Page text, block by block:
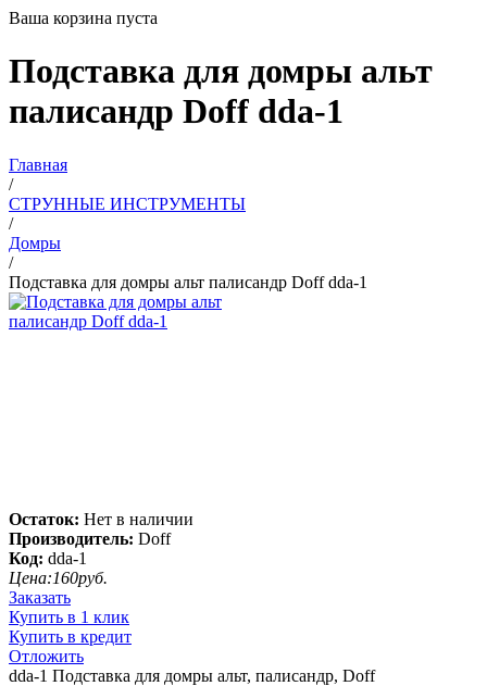
Ваша корзина пуста
Подставка для домры альт
палисандр Doff dda-1
Главная
/
СТРУННЫЕ ИНСТРУМЕНТЫ
/
Домры
/
Подставка для домры альт палисандр Doff dda-1
Остаток: Нет в наличии
Производитель: Doff
Код: dda-1
Цена:160руб.
Заказать
Купить в 1 клик
Купить в кредит
Отложить
dda-1 Подставка для домры альт, палисандр, Doff